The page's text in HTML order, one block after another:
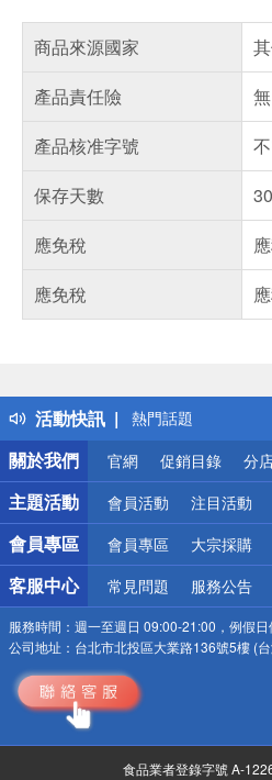
商品來源國家
產品責任險
無
產品核准字號
保存天數
應免稅
應免稅
活動快訊
得獎公告
熱門話題
銀行優惠
偏遠地區配送
詐騙網頁！請小心！
關於我們
官網 促銷目錄 分
主題活動 會員活動 注目活動
會員專區 會員專區 大宗採購
客服中心 常見問題 服務公告
服務時間： 週一至週日 09:00-21:00，例假
公司地址： 台北市北投區大業路136號5樓 (
食品業者登錄字號 A-